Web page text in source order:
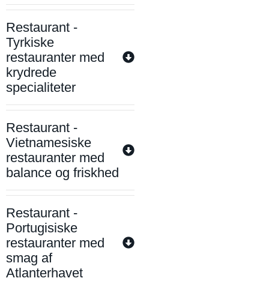
Restaurant -
Tyrkiske
restauranter med
krydrede
specialiteter
Restaurant -
Vietnamesiske
restauranter med
balance og friskhed
Restaurant -
Portugisiske
restauranter med
smag af
Atlanterhavet